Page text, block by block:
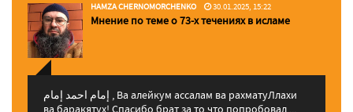
HAMZA CHERNOMORCHENKO 30.01.2025, 15:22
Мнение по теме о 73-х течениях в исламе
إمام احمد إمام , Ва алейкум ассалам ва рахматуЛлахи
ва баракятух! Спасибо брат за то что попробовал ...